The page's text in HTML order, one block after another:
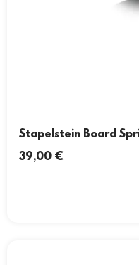
Stapelstein Board
39,00 €